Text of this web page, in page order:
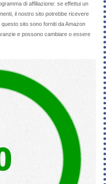
di affiliazione: se effettui un
il nostro sito potrebbe ricevere
sito sono forniti da Amazon
e possono cambiare o essere